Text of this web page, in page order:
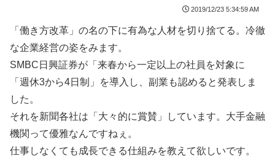
2019/12/23 5:34:59 AM
「働き方改革」の名の下に有為な人材を切り捨てる。冷徹
な企業経営の姿をみます。
SMBC日興証券が「来春から一定以上の社員を対象に
「週休3から4日制」を導入し、副業も認めると発表しま
した。
それを新聞各社は「大々的に賞賛」しています。大手金融
機関って優雅なんですねぇ。
仕事しなくても成長できる仕組みを教えて欲しいです。